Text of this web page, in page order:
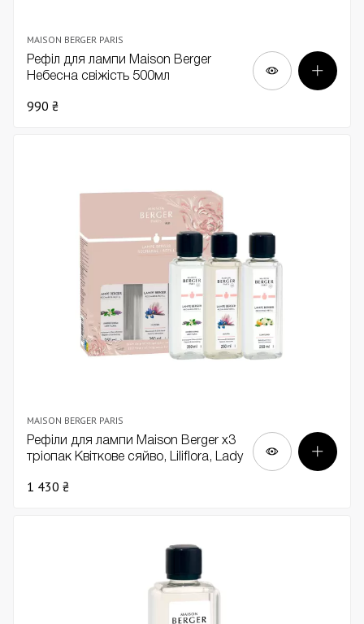
MAISON BERGER PARIS
Рефіл для лампи Maison Berger
Небесна свіжість 500мл
990 ₴
MAISON BERGER PARIS
Рефіли для лампи Maison Berger х3
тріопак Квіткове сяйво, Liliflora, Lady
1 430 ₴